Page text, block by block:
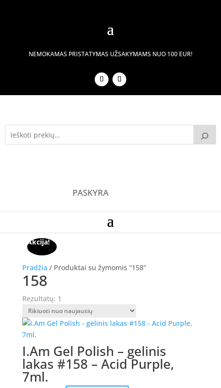
NEMOKAMAS PRISTATYMAS UŽSAKYMAMS NUO 100 EUR!
PASKYRA
Pradžia / Produktai su žymomis “158”
158
Rezultatų: 1
Akcija!
I.Am Gel Polish – gelinis
lakas #158 – Acid Purple,
7ml.